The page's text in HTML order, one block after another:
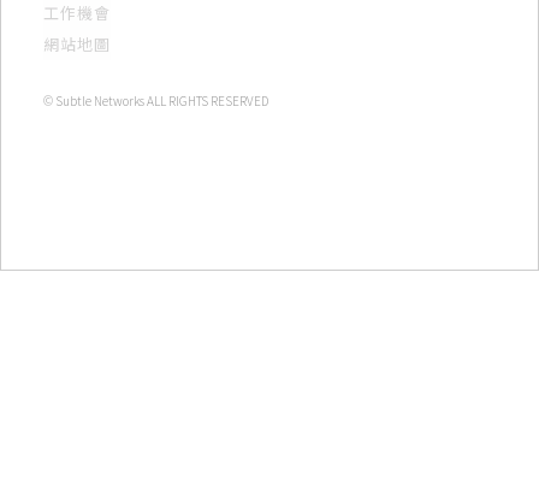
工作機會
網站地圖
© Subtle Networks ALL RIGHTS RESERVED